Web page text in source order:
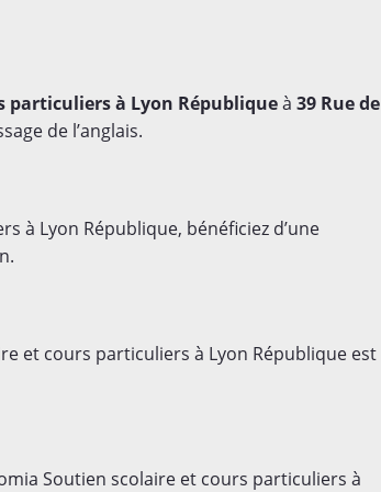
particuliers à Lyon Républiqueà 39 Rue de
de l’anglais.
à Lyon République, bénéficiez d’une
et cours particuliers à Lyon République est
Soutien scolaire et cours particuliers à